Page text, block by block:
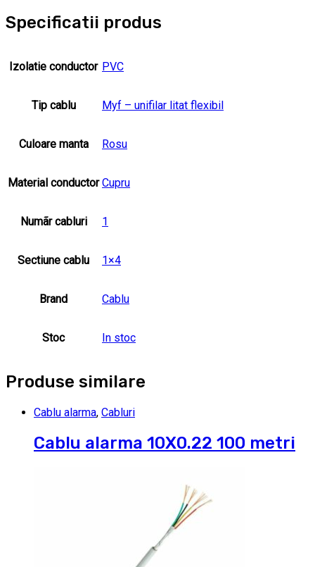
Specificatii produs
Izolatie conductor PVC
Tip cablu Myf – unifilar litat flexibil
Culoare manta Rosu
Material conductor Cupru
Numãr cabluri 1
Sectiune cablu 1×4
Brand Cablu
Stoc In stoc
Produse similare
Cablu alarma, Cabluri
Cablu alarma 10X0.22 100 metri